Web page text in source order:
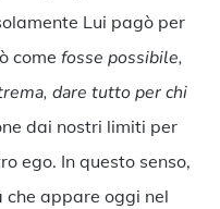
Lui pagò per
come fosse possibile,
dare tutto per chi
dai nostri limiti per
ego. In questo senso,
appare oggi nel